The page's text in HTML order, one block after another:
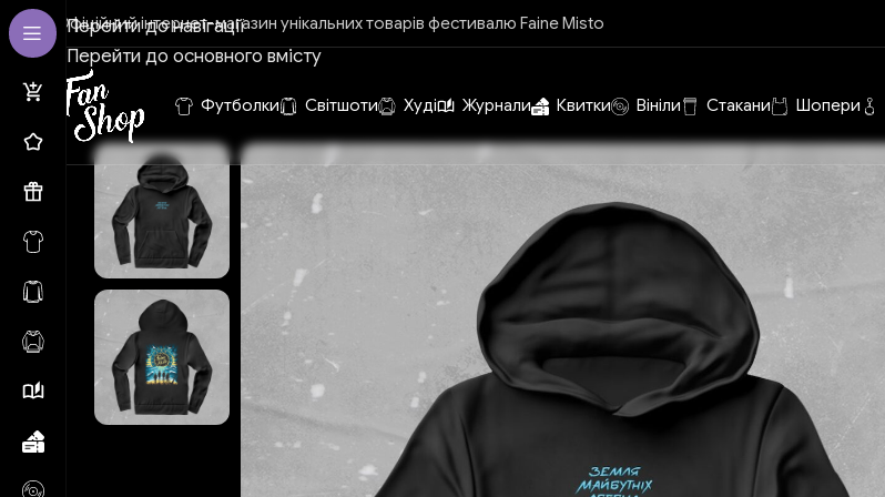
Перейти до навігації
Перейти до основного вмісту
Офіційний інтернет-магазин унікальних товарів фестивалю Faine Misto
Футболки Світшоти Худі Журнали Квитки Вініли Стакани Шопери